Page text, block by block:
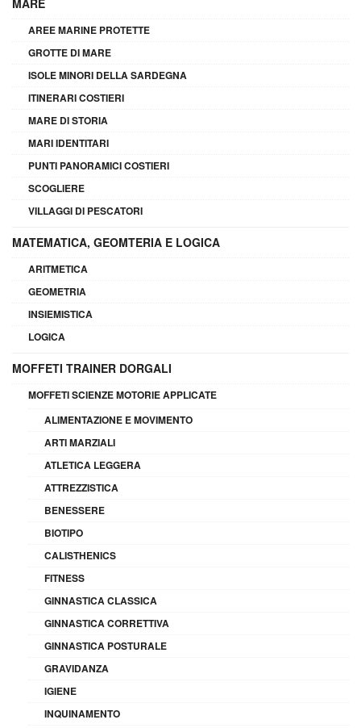
MARE
AREE MARINE PROTETTE
GROTTE DI MARE
ISOLE MINORI DELLA SARDEGNA
ITINERARI COSTIERI
MARE DI STORIA
MARI IDENTITARI
PUNTI PANORAMICI COSTIERI
SCOGLIERE
VILLAGGI DI PESCATORI
MATEMATICA, GEOMTERIA E LOGICA
ARITMETICA
GEOMETRIA
INSIEMISTICA
LOGICA
MOFFETI TRAINER DORGALI
MOFFETI SCIENZE MOTORIE APPLICATE
ALIMENTAZIONE E MOVIMENTO
ARTI MARZIALI
ATLETICA LEGGERA
ATTREZZISTICA
BENESSERE
BIOTIPO
CALISTHENICS
FITNESS
GINNASTICA CLASSICA
GINNASTICA CORRETTIVA
GINNASTICA POSTURALE
GRAVIDANZA
IGIENE
INQUINAMENTO